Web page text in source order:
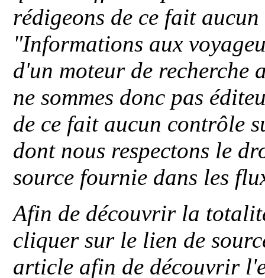
rédigeons de ce fait
"Informations aux
d'un moteur de recherche
ne sommes donc pas
de ce fait aucun contrôle
dont nous respectons le
source fournie dans les
Afin de découvrir la
cliquer sur le lien de
article afin de découvrir